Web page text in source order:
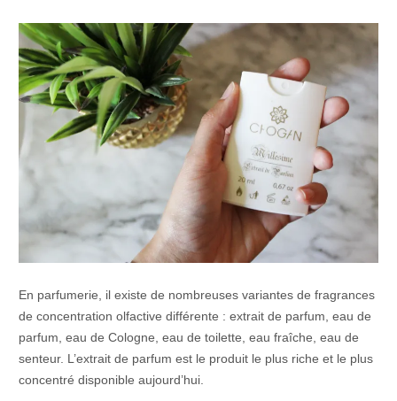
En parfumerie, il existe de nombreuses variantes de fragrances
de concentration olfactive différente : extrait de parfum, eau de
parfum, eau de Cologne, eau de toilette, eau fraîche, eau de
senteur. L’extrait de parfum est le produit le plus riche et le plus
concentré disponible aujourd’hui.